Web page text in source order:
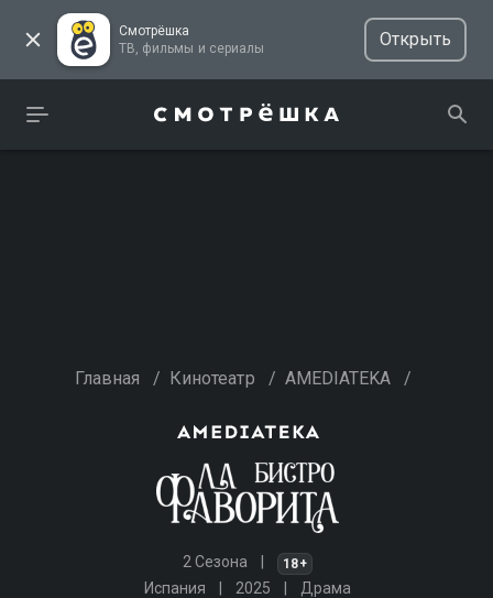
Смотрёшка
ТВ, фильмы и сериалы
Открыть
Главная / Кинотеатр / AMEDIATEKA /
2 Сезона 18+
Испания 2025 Драма